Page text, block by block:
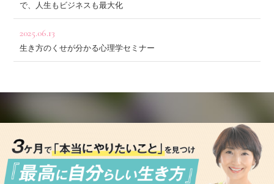
で、人生もビジネスも最大化
2025.06.13
生き方のくせが分かる心理学セミナー